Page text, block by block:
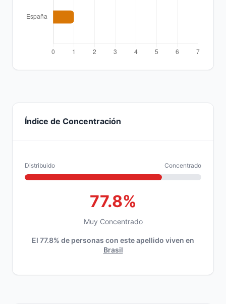
Índice de Concentración
Distribuido Concentrado
77.8%
Muy Concentrado
El 77.8% de personas con este apellido viven en
Brasil